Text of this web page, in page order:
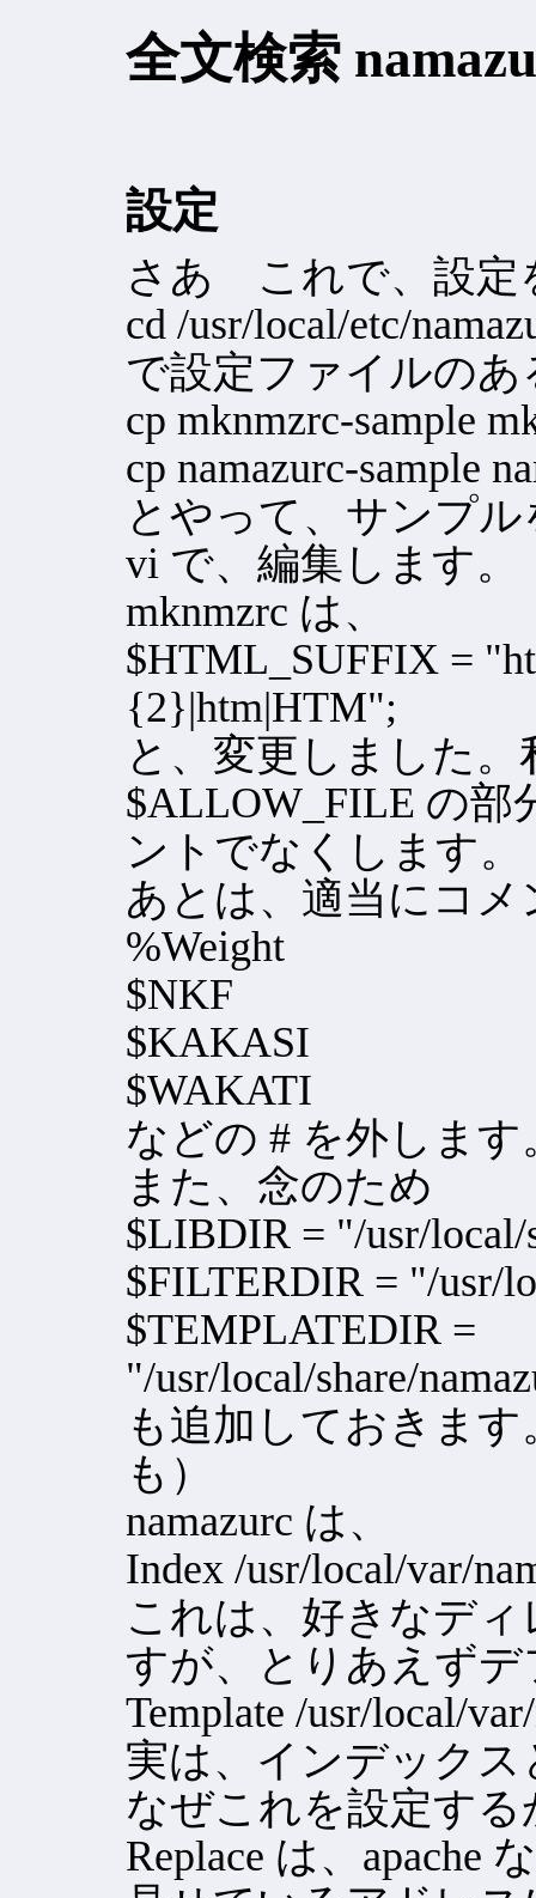
全文検索
設定
さあ これで、設定
cd /usr/local/etc/
で設定ファイルの
cp mknmzrc-sample
cp namazurc-sample
とやって、サンプ
vi で、編集します。
mknmzrc は、
$HTML_SUFFIX =
{2}|htm|HTM";
と、変更しました
$ALLOW_FILE の部
ントでなくします。
あとは、適当にコ
%Weight
$NKF
$KAKASI
$WAKATI
などの # を外します
また、念のため
$LIBDIR = "/usr/local/
$FILTERDIR = "/usr/
$TEMPLATEDIR =
"/usr/local/share/
も追加しておきま
も）
namazurc は、
Index /usr/local/var/
これは、好きなデ
すが、とりあえず
Template /usr/local/
実は、インデック
なぜこれを設定する
Replace は、apache